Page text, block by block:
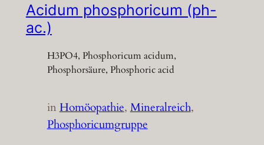
Acidum phosphoricum (ph-
ac.)
H3PO4, Phosphoricum acidum,
Phosphorsäure, Phosphoric acid
inHomöopathie, Mineralreich
Phosphoricumgruppe